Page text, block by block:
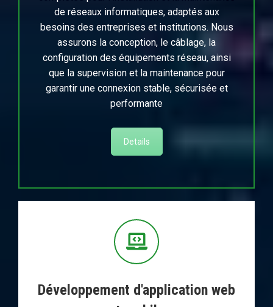
de réseaux informatiques, adaptés aux
besoins des entreprises et institutions. Nous
assurons la conception, le câblage, la
configuration des équipements réseau, ainsi
que la supervision et la maintenance pour
garantir une connexion stable, sécurisée et
performante
Details
Développement d'application web